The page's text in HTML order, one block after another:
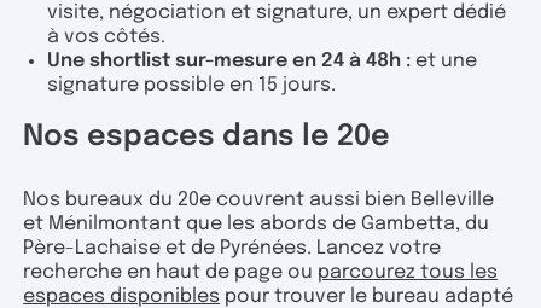
visite, négociation et signature, un expert dédié
à vos côtés.
Une shortlist sur-mesure en 24 à 48h : et une
signature possible en 15 jours.
Nos espaces dans le 20e
Nos bureaux du 20e couvrent aussi bien Belleville
et Ménilmontant que les abords de Gambetta, du
Père-Lachaise et de Pyrénées. Lancez votre
recherche en haut de page ou parcourez tous les
espaces disponibles pour trouver le bureau adapté